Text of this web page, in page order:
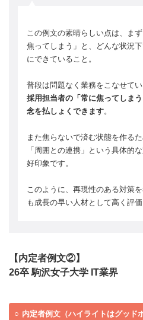
この例文の素晴らしい点は、ま
焦ってしまう」と、どんな状況
にできていること。
普段は問題なく業務をこなせて
採用担当者の「常に焦ってしま
念を払しょくできます。
また焦らないで済む状態を作る
「周囲との連携」という具体的
好印象です。
このように、再現性のある対策
も成長の早い人材として高く評価
【内定者例文②】
26卒 駒沢女子大学 IT業界
内定者例文（ハイライトはグッド